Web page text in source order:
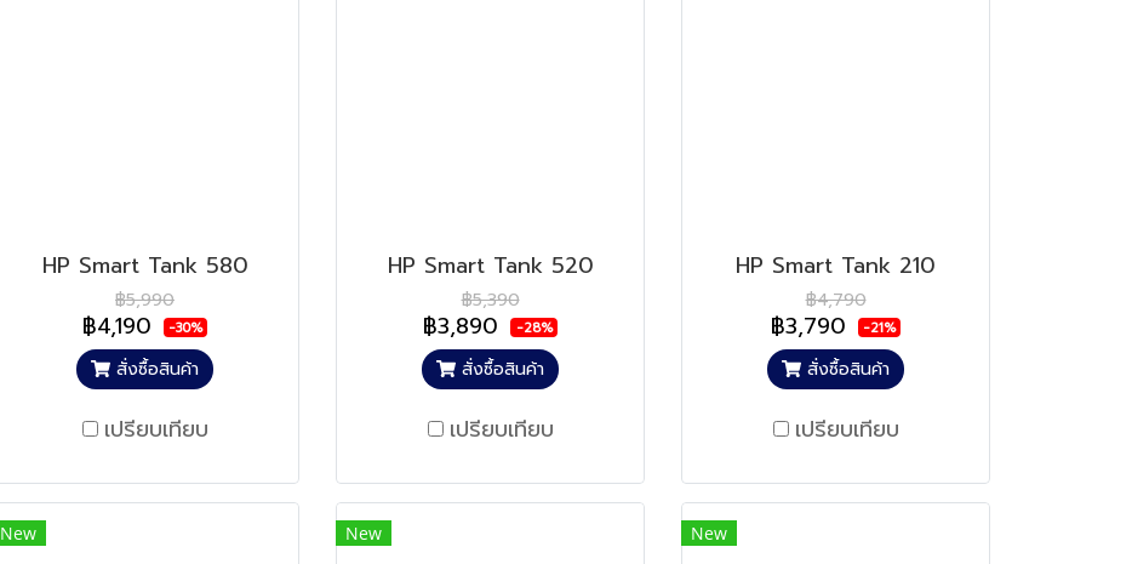
HP Smart Tank 580
฿5,990
฿4,190 -30%
สั่งซื้อสินค้า
เปรียบเทียบ
HP Smart Tank 520
฿5,390
฿3,890 -28%
สั่งซื้อสินค้า
เปรียบเทียบ
HP Smart Tank 210
฿4,790
฿3,790 -21%
สั่งซื้อสินค้า
เปรียบเทียบ
New New New